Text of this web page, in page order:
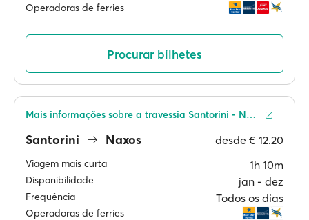
Operadoras de ferries
Procurar bilhetes
Santorini Naxos desde € 12.20
Viagem mais curta 1h 10m
Disponibilidade jan ‐ dez
Frequência Todos os dias
Operadoras de ferries
Mais informações sobre a travessia Santorini - Naxos